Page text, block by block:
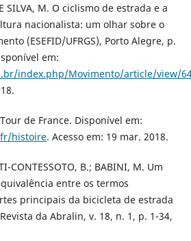
E SILVA, M. O ciclismo de estrada e a
nacionalista: um olhar sobre o
(ESEFID/UFRGS), Porto Alegre, p.
em:
index.php/Movimento/article/view/
de France. Disponível em:
histoire. Acesso em: 19 mar. 2018.
CONTESSOTO, B.; BABINI, M. Um
entre os termos
principais da bicicleta de estrada
da Abralin, v. 18, n. 1, p. 1-34,